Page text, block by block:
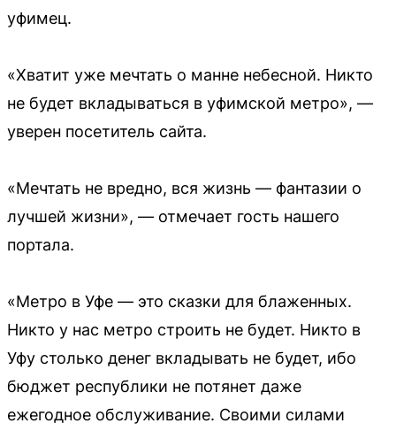
уфимец.
«Хватит уже мечтать о манне небесной. Никто
не будет вкладываться в уфимской метро», —
уверен посетитель сайта.
«Мечтать не вредно, вся жизнь — фантазии о
лучшей жизни», — отмечает гость нашего
портала.
«Метро в Уфе — это сказки для блаженных.
Никто у нас метро строить не будет. Никто в
Уфу столько денег вкладывать не будет, ибо
бюджет республики не потянет даже
ежегодное обслуживание. Своими силами